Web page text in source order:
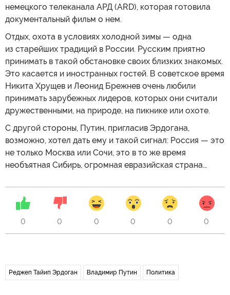
немецкого телеканала АРД (ARD), которая готовила
документальный фильм о нем.
Отдых, охота в условиях холодной зимы — одна
из старейших традиций в России. Русским приятно
принимать в такой обстановке своих близких знакомых.
Это касается и иностранных гостей. В советское время
Никита Хрущев и Леонид Брежнев очень любили
принимать зарубежных лидеров, которых они считали
дружественными, на природе, на пикнике или охоте.
С другой стороны, Путин, пригласив Эрдогана,
возможно, хотел дать ему и такой сигнал: Россия — это
не только Москва или Сочи, это в то же время
необъятная Сибирь, огромная евразийская страна…
0 0 0 0 0 0
Реджеп Тайип Эрдоган Владимир Путин Политика